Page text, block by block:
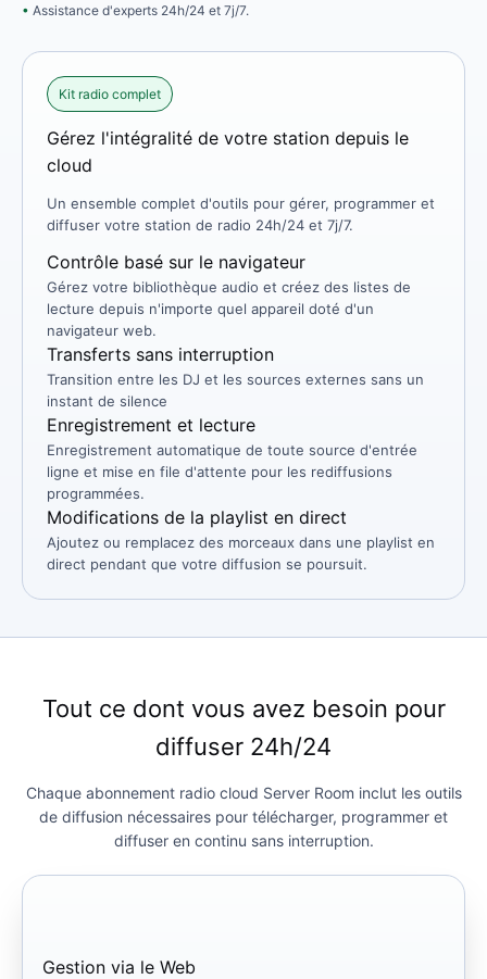
Assistance d'experts 24h/24 et 7j/7.
Kit radio complet
Gérez l'intégralité de votre station depuis le
cloud
Un ensemble complet d'outils pour gérer, programmer et
diffuser votre station de radio 24h/24 et 7j/7.
Contrôle basé sur le navigateur
Gérez votre bibliothèque audio et créez des listes de
lecture depuis n'importe quel appareil doté d'un
navigateur web.
Transferts sans interruption
Transition entre les DJ et les sources externes sans un
instant de silence
Enregistrement et lecture
Enregistrement automatique de toute source d'entrée
ligne et mise en file d'attente pour les rediffusions
programmées.
Modifications de la playlist en direct
Ajoutez ou remplacez des morceaux dans une playlist en
direct pendant que votre diffusion se poursuit.
Tout ce dont vous avez besoin pour
diffuser 24h/24
Chaque abonnement radio cloud Server Room inclut les outils
de diffusion nécessaires pour télécharger, programmer et
diffuser en continu sans interruption.
Gestion via le Web